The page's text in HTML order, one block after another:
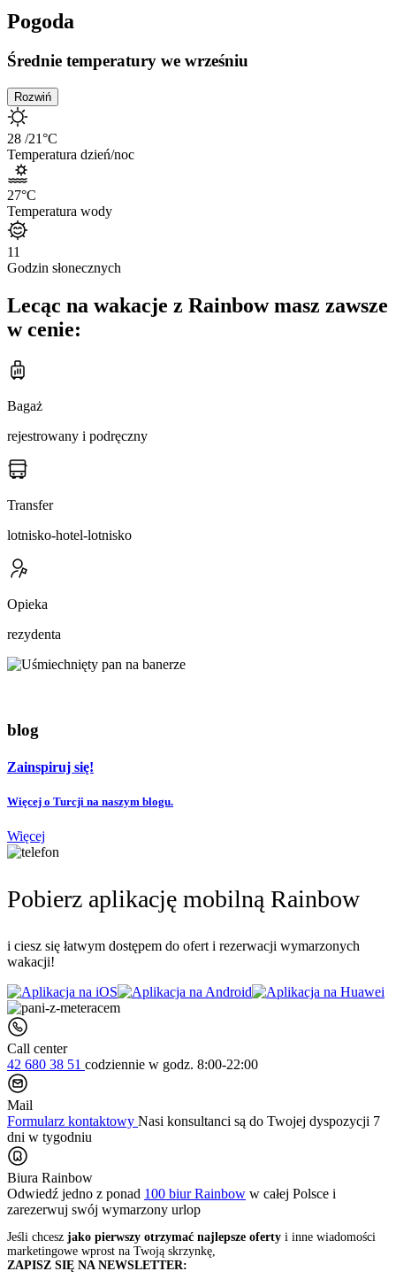
Pogoda
Średnie temperatury we wrześniu
Rozwiń
28 /21°C
Temperatura dzień/noc
27°C
Temperatura wody
11
Godzin słonecznych
Lecąc na wakacje z Rainbow masz zawsze
w cenie:
Bagaż
rejestrowany i podręczny
Transfer
lotnisko-hotel-lotnisko
Opieka
rezydenta
blog
Zainspiruj się!
Więcej o Turcji na naszym blogu.
Więcej
Pobierz aplikację mobilną Rainbow
i ciesz się łatwym dostępem do ofert i rezerwacji wymarzonych
wakacji!
Call center
42 680 38 51 codziennie w godz. 8:00-22:00
Mail
Formularz kontaktowy Nasi konsultanci są do Twojej dyspozycji 7
dni w tygodniu
Biura Rainbow
Odwiedź jedno z ponad 100 biur Rainbow w całej Polsce i
zarezerwuj swój wymarzony urlop
Jeśli chcesz jako pierwszy otrzymać najlepsze oferty i inne wiadomości
marketingowe wprost na Twoją skrzynkę,
ZAPISZ SIĘ NA NEWSLETTER: